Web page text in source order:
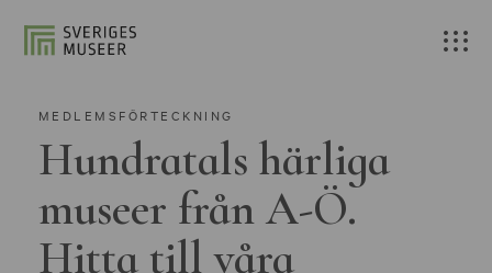
MEDLEMSFÖRTECKNING
Hundratals härliga
museer från A-Ö.
Hitta till våra